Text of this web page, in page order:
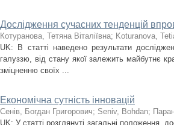
Дослідження сучасних тенденцій
Котуранова, Тетяна Віталіївна; Koturanova,
UK: В статті наведено результати
галуззю, від стану якої залежить майбутнє
зміцненню своїх ...
Економічна сутність інновацій
Сенів, Богдан Григорович; Seniv, Bohdan;
UK: У статті розглянуті загальні положення,